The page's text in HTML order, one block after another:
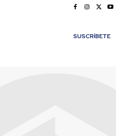
SUSCRÍBETE